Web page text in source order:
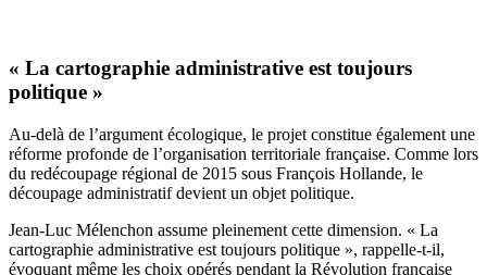
« La cartographie administrative est toujours
politique »
Au-delà de l’argument écologique, le projet constitue également une
réforme profonde de l’organisation territoriale française. Comme lors
du redécoupage régional de 2015 sous François Hollande, le
découpage administratif devient un objet politique.
Jean-Luc Mélenchon assume pleinement cette dimension. « La
cartographie administrative est toujours politique », rappelle-t-il,
évoquant même les choix opérés pendant la Révolution française